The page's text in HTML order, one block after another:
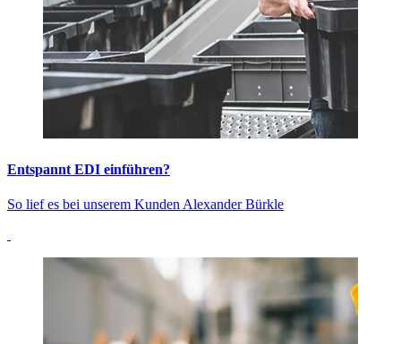
Entspannt EDI einführen?
So lief es bei unserem Kunden Alexander Bürkle